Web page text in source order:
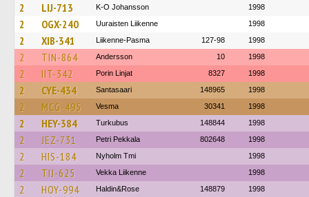
2 LIJ-713 K-O Johansson 1998
2 OGX-240 Uuraisten Liikenne 1998
2 XIB-341 Liikenne-Pasma 127-98 1998
2 TIN-864 Andersson 10 1998
2 IIT-342 Porin Linjat 8327 1998
2 CYE-434 Santasaari 148965 1998
2 MCG-495 Vesma 30341 1998
2 HEY-384 Turkubus 148844 1998
2 JEZ-731 Petri Pekkala 802648 1998
2 HIS-184 Nyholm Tmi 1998
2 TIJ-625 Vekka Liikenne 1998
2 HOY-994 Haldin&Rose 148879 1998